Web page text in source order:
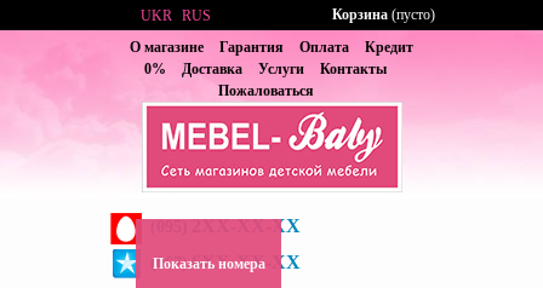
О магазине Гарантия Оплата
Кредит
0%
Доставка Услуги
Контакты
Пожаловаться
2XX-XX-XX
(067) 6XX-XX-XX
Показать номера
UKR RUS Корзина (пусто)